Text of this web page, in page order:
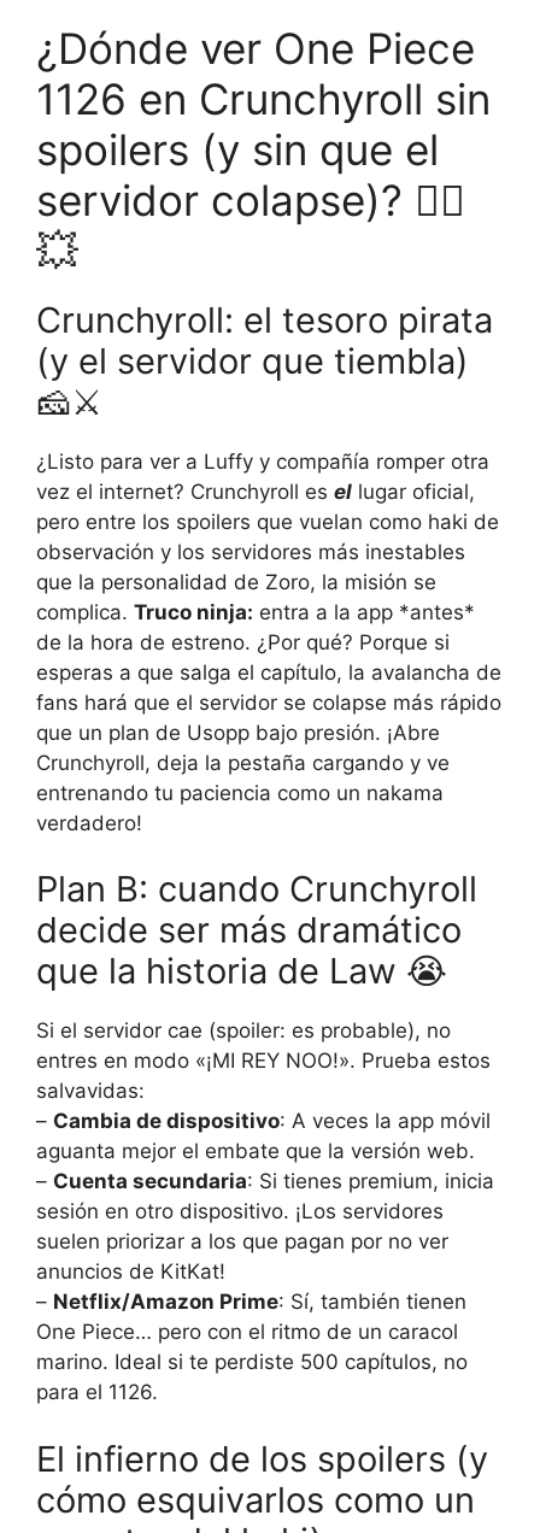
¿Dónde ver One Piece
1126 en Crunchyroll sin
spoilers (y sin que el
servidor colapse)? 🏴‍☠️
💥
Crunchyroll: el tesoro pirata
(y el servidor que tiembla)
🧀⚔️
¿Listo para ver a Luffy y compañía romper otra
vez el internet? Crunchyroll es el lugar oficial,
pero entre los spoilers que vuelan como haki de
observación y los servidores más inestables
que la personalidad de Zoro, la misión se
complica. Truco ninja: entra a la app *antes*
de la hora de estreno. ¿Por qué? Porque si
esperas a que salga el capítulo, la avalancha de
fans hará que el servidor se colapse más rápido
que un plan de Usopp bajo presión. ¡Abre
Crunchyroll, deja la pestaña cargando y ve
entrenando tu paciencia como un nakama
verdadero!
Plan B: cuando Crunchyroll
decide ser más dramático
que la historia de Law 😭
Si el servidor cae (spoiler: es probable), no
entres en modo «¡MI REY NOO!». Prueba estos
salvavidas:
– Cambia de dispositivo: A veces la app móvil
aguanta mejor el embate que la versión web.
– Cuenta secundaria: Si tienes premium, inicia
sesión en otro dispositivo. ¡Los servidores
suelen priorizar a los que pagan por no ver
anuncios de KitKat!
– Netflix/Amazon Prime: Sí, también tienen
One Piece… pero con el ritmo de un caracol
marino. Ideal si te perdiste 500 capítulos, no
para el 1126.
El infierno de los spoilers (y
cómo esquivarlos como un